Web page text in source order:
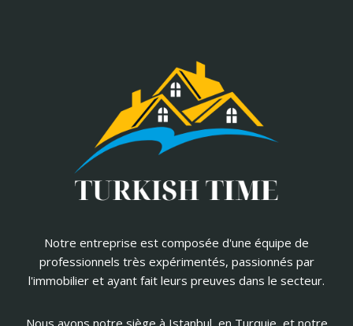
Notre entreprise est composée d'une équipe de
professionnels très expérimentés, passionnés par
l'immobilier et ayant fait leurs preuves dans le secteur.